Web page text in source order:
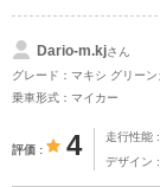
Dario-m.kjさん
グレード：マキシ グリー
乗車形式：マイカー
評価 4 走行性能
デザイン